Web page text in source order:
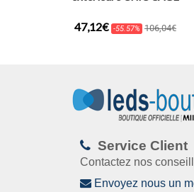
47,12€ -55.57% 106,04€
Service Client
Contactez nos
Envoyez nous un